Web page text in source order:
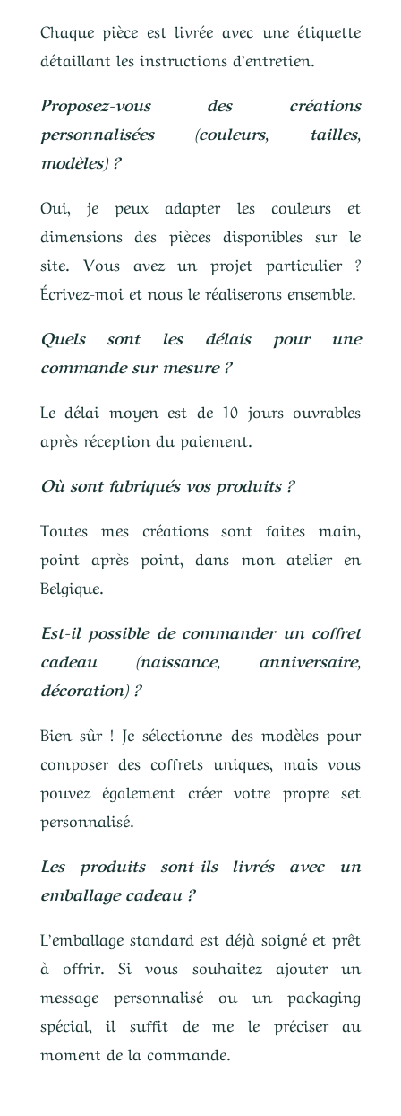
Chaque pièce est livrée avec une étiquette
détaillant les instructions d’entretien.
Proposez-vous des créations
personnalisées (couleurs, tailles,
modèles) ?
Oui, je peux adapter les couleurs et
dimensions des pièces disponibles sur le
site. Vous avez un projet particulier ?
Écrivez-moi et nous le réaliserons ensemble.
Quels sont les délais pour une
commande sur mesure ?
Le délai moyen est de 10 jours ouvrables
après réception du paiement.
Où sont fabriqués vos produits ?
Toutes mes créations sont faites main,
point après point, dans mon atelier en
Belgique.
Est-il possible de commander un coffret
cadeau (naissance, anniversaire,
décoration) ?
Bien sûr ! Je sélectionne des modèles pour
composer des coffrets uniques, mais vous
pouvez également créer votre propre set
personnalisé.
Les produits sont-ils livrés avec un
emballage cadeau ?
L’emballage standard est déjà soigné et prêt
à offrir. Si vous souhaitez ajouter un
message personnalisé ou un packaging
spécial, il suffit de me le préciser au
moment de la commande.